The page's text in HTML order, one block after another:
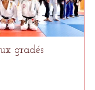
gradés